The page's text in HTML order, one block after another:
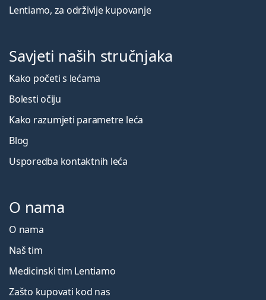
Lentiamo, za održivije kupovanje
Savjeti naših stručnjaka
Kako početi s lećama
Bolesti očiju
Kako razumjeti parametre leća
Blog
Usporedba kontaktnih leća
O nama
O nama
Naš tim
Medicinski tim Lentiamo
Zašto kupovati kod nas